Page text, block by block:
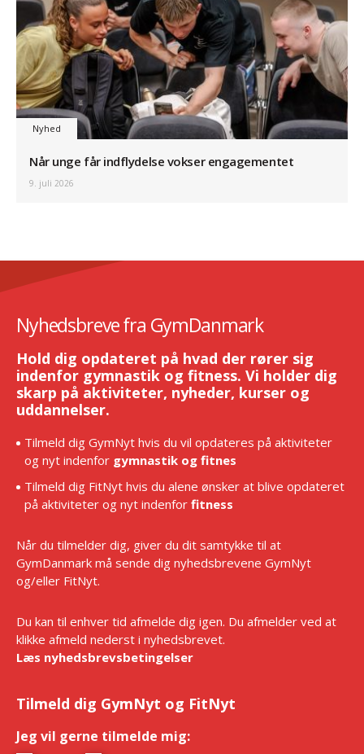
Nyhed
Når unge får indflydelse vokser engagementet
9. juli 2026
Nyhedsbreve fra GymDanmark
Hold dig opdateret på hvad der rører sig
indenfor gymnastik og fitness. Vi holder dig
skarp på aktiviteter, nyheder, kurser og
uddannelser.
Tilmeld dig GymNyt hvis du vil opdateres på aktiviteter
og nyt indenfor gymnastik og fitnes
Tilmeld dig FitNyt hvis du alene ønsker at blive opdateret
på aktiviteter og nyt indenfor fitness
Når du tilmelder dig, giver du dit samtykke til at
GymDanmark må sende dig nyhedsbrevene GymNyt
og/eller FitNyt.
Du kan til enhver tid afmelde dig igen. Du afmelder ved at
klikke afmeld nederst i nyhedsbrevet.
Læs nyhedsbrevsbetingelser
Tilmeld dig GymNyt og FitNyt
Jeg vil gerne tilmelde mig: